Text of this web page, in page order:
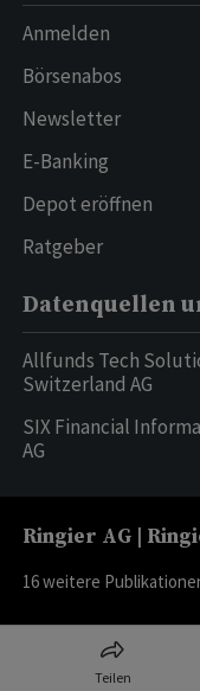
Teilen
Anmelden
Börsenabos
Newsletter
E-Banking
Depot eröffnen
Ratgeber
Datenquellen
Allfunds Tech
Switzerland AG
SIX Financial
AG
Ringier AG |
16weitere